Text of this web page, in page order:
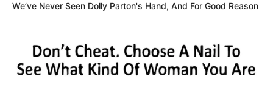
We’ve Never Seen Dolly Parton's Hand, And For Good Reason